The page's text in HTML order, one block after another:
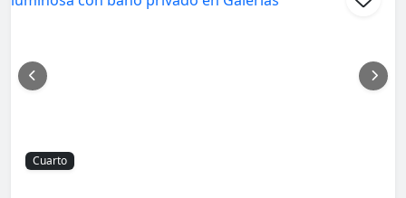
Cuarto